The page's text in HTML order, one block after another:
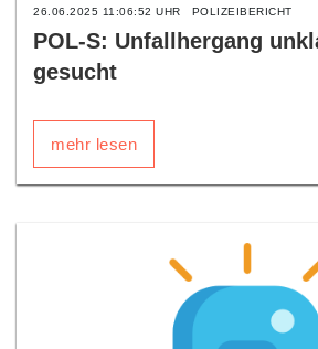
26.06.2025 11:06:52 UHR POLIZEIBERICHT
POL-S: Unfallhergang
gesucht
mehr lesen